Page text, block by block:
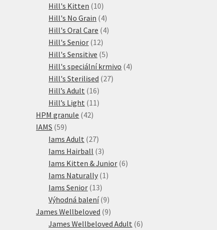
Hill's Kitten 1010
produktů
Hill's No Grain 44
produkty
Hill's Oral Care 44
Hill's Senior 1212
produktů
Hill's Sensitive 55
produktů
Hill's speciální krmivo 44
Hill's Sterilised 2727
Hill’s Adult 1616
produktů
Hill’s Light 1111
HPM granule 4242
IAMS 5959
produktů
Iams Adult 2727
produktů
Iams Hairball 33
produkty
Iams Kitten & Junior 66
Iams Naturally 11
Iams Senior 1313
produktů
Výhodná balení 99
produktů
James Wellbeloved 99
produktů
James Wellbeloved Adult 66